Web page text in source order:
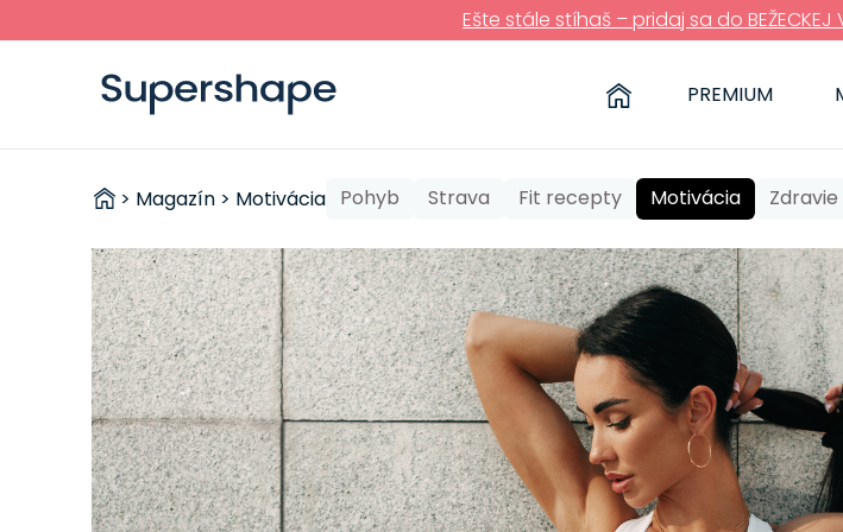
Ešte stále stíhaš – pridaj sa do
PREMIUM
ZDRAVÉ
> Magazín > Motivácia Pohyb Strava Fit recepty Motivácia Zdravie